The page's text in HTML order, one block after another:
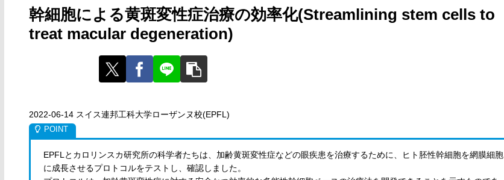
幹細胞による黄斑変性症治療の効率化(Streamlining stem cells to
treat macular degeneration)
2022-06-14 スイス連邦工科大学ローザンヌ校(EPFL)
EPFLとカロリンスカ研究所の科学者たちは、加齢黄斑変性症などの眼疾患を治療するために、ヒト胚性幹細胞を網膜細胞
に成長させるプロトコルをテストし、確認しました。